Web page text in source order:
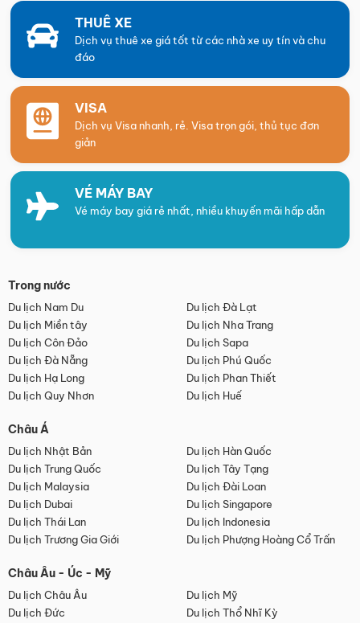
THUÊ XE
Dịch vụ thuê xe giá tốt từ các nhà xe uy tín và chu
đáo
VISA
Dịch vụ Visa nhanh, rẻ. Visa trọn gói, thủ tục đơn
giản
VÉ MÁY BAY
Vé máy bay giá rẻ nhất, nhiều khuyến mãi hấp dẫn
Trong nước
Du lịch Nam Du
Du lịch Đà Lạt
Du lịch Miền tây
Du lịch Nha Trang
Du lịch Côn Đảo
Du lịch Sapa
Du lịch Đà Nẵng
Du lịch Phú Quốc
Du lịch Hạ Long
Du lịch Phan Thiết
Du lịch Quy Nhơn
Du lịch Huế
Châu Á
Du lịch Nhật Bản
Du lịch Hàn Quốc
Du lịch Trung Quốc
Du lịch Tây Tạng
Du lịch Malaysia
Du lịch Đài Loan
Du lịch Dubai
Du lịch Singapore
Du lịch Thái Lan
Du lịch Indonesia
Du lịch Trương Gia Giới
Du lịch Phượng Hoàng Cổ Trấn
Châu Âu - Úc - Mỹ
Du lịch Châu Âu
Du lịch Mỹ
Du lịch Đức
Du lịch Thổ Nhĩ Kỳ